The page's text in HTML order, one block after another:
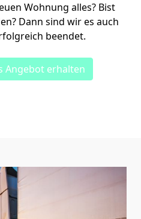
Wohnung alles? Bist
Dann sind wir es auch
beendet.
Angebot erhalten